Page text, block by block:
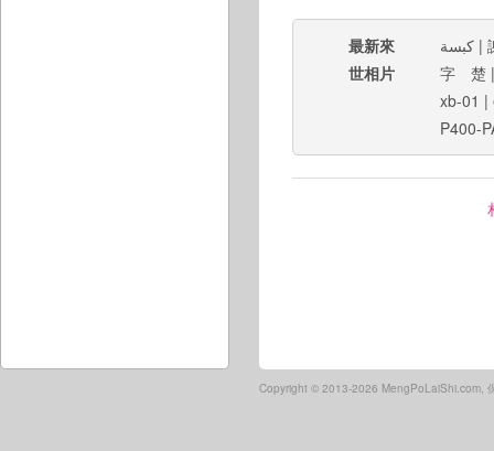
最新來
世相片
كبسة |
字 楚
xb-01 |
P400-
Copyright © 2013-2026 MengPoLaiShi.com,